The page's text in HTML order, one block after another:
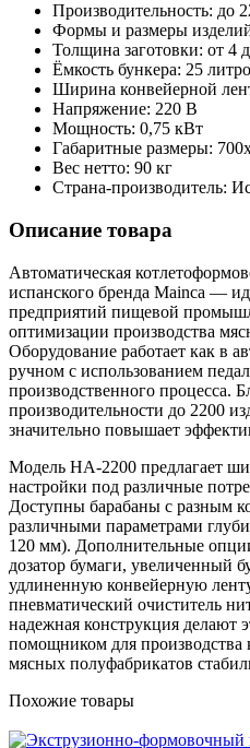
Производительность: до
Формы и размеры
Толщина заготовки: от 4
Ёмкость бункера: 25
Ширина конвейерной
Напряжение: 220 В
Мощность: 0,75 кВт
Габаритные размеры:
Вес нетто: 90 кг
Страна-производитель:
Описание товара
Автоматическая
испанского бренда Mainca —
предприятий пищевой
оптимизации производства
Оборудование работает как в
ручном с использованием
производственного процесса.
производительности до 2200
значительно повышает
Модель HA-2200 предлагает
настройки под различные
Доступны барабаны с разным
различными параметрами
120 мм). Дополнительные
дозатор бумаги, увеличенный
удлиненную конвейерную
пневматический очиститель
надежная конструкция
помощником для производства
мясных полуфабрикатов
Похожие товары